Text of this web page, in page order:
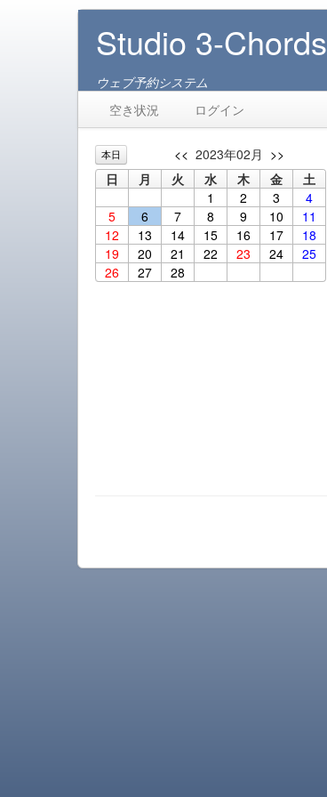
Studio 3-Chords
ウェブ予約システム
空き状況
ログイン
本日 << 2023年02月 >>
日
月 火 水 木 金
土
1
2 3
4
5
6 7 8 9 10
11
12
13 14 15 16 17
18
19
20 21 22 23 24
25
26
27 28